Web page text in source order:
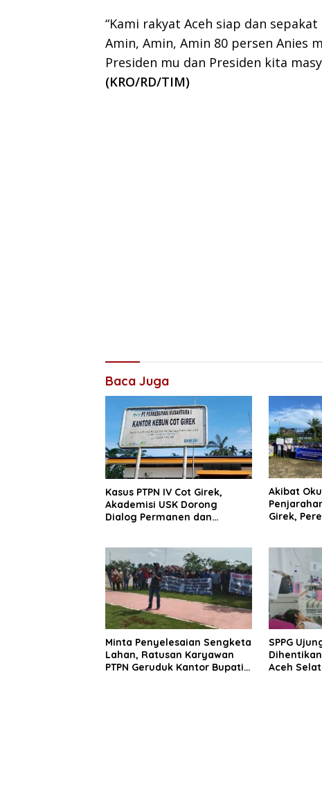
“Kami rakyat Aceh siap dan
Amin, Amin, Amin 80 persen Anies
Presiden mu dan Presiden kita
(KRO/RD/TIM)
Baca Juga
Kasus PTPN IV Cot Girek,
Akademisi USK Dorong
Dialog Permanen dan
Akibat
Girek,
Minta Penyelesaian Sengketa
Lahan, Ratusan Karyawan
PTPN Geruduk Kantor Bupati
SPPG
Aceh